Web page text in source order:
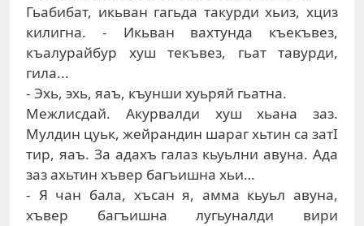
Гьабибат, икьван гагьда такурди хьиз, хциз
килигна. - Икьван вахтунда къекъвез,
къалурайбур хуш текъвез, гьат тавурди,
гила...
- Эхь, эхь, яаъ, къунши хуьряй гьатна.
Межлисдай. Акурвалди хуш хьана заз.
Мулдин цуьк, жейрандин шараг хьтин са затI
тир, яаъ. За адахъ галаз кьуьлни авуна. Ада
заз ахьтин хъвер багъишна хьи…
- Я чан бала, хъсан я, амма кьуьл авуна,
хъвер багъишна лугьуналди вири